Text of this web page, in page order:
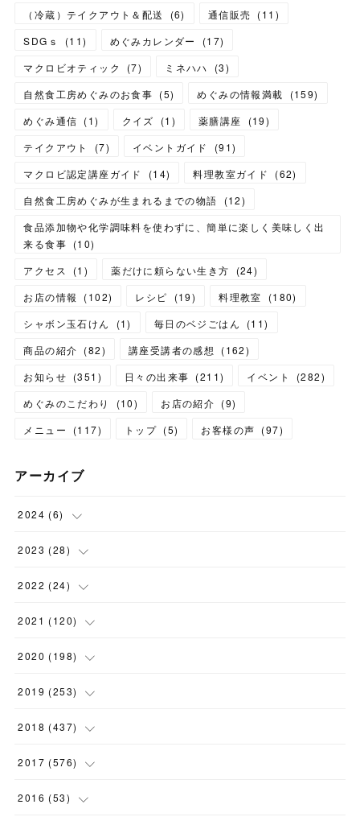
（冷蔵）テイクアウト＆配送
(6) 通信販売 (11 )
SDGｓ
(11) めぐみカレンダー (17)
マクロビオティック
(7) ミネハハ (3)
自然食工房めぐみのお食事 (5) めぐみの情報満載 (159)
めぐみ通信 (1) クイズ (1 ) 薬膳講座 (19)
テイクアウト
(7) イベントガイド (91)
マクロビ認定講座ガイド
(14) 料理教室ガイド (62)
自然食工房めぐみが生まれるまでの物語
(12)
食品添加物や化学調味料を使わずに、簡単に楽しく美味しく出
来る食事 (10)
アクセス
(1 ) 薬だけに頼らない生き方 (24)
お店の情報
(102) レシピ (19) 料理教室 (180)
シャボン玉石けん
(1) 毎日のベジごはん (11)
商品の紹介 (82) 講座受講者の感想 (162)
お知らせ (351 ) 日々の出来事 (211) イベント (282)
めぐみのこだわり
(10) お店の紹介 (9)
メニュー
(117) トップ (5) お客様の声 (97)
アーカイブ
2024 (6)
(1)
(1 )
(1)
( 1 )
2023 (28)
(2)
(1)
(1)
(2 )
2022 (24)
(5)
(2)
(2)
( 1 )
2021 (120)
(12)
(3)
(1)
(9)
2020 (198)
(12)
(11)
(12)
(22
2019 (253)
(14)
(27)
(22
2018 (437)
(23)
(24
2017 (576)
(44
2016 (53)